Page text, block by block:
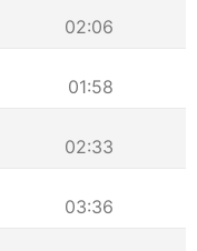
02:06
01:58
02:33
03:36